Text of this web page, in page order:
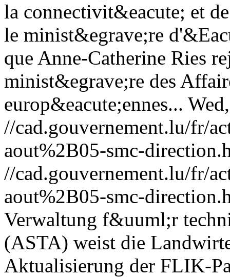
la connectivit&eacute; et
le minist&egrave;re
que Anne-Catherine Ries
minist&egrave;re des
europ&eacute;ennes...
//cad.gouvernement.lu/fr/
aout%2B05-smc-
//cad.gouvernement.lu/fr/
aout%2B05-smc-
Verwaltung f&uuml;r
(ASTA) weist die
Aktualisierung der FLIK-